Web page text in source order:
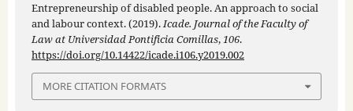
Entrepreneurship of disabled people. An approach to social
and labour context. (2019).Icade. Journal of the Faculty of
Law at Universidad Pontificia Comillas,106.
https://doi.org/10.14422/icade.i106.y2019.002
MORE CITATION FORMATS